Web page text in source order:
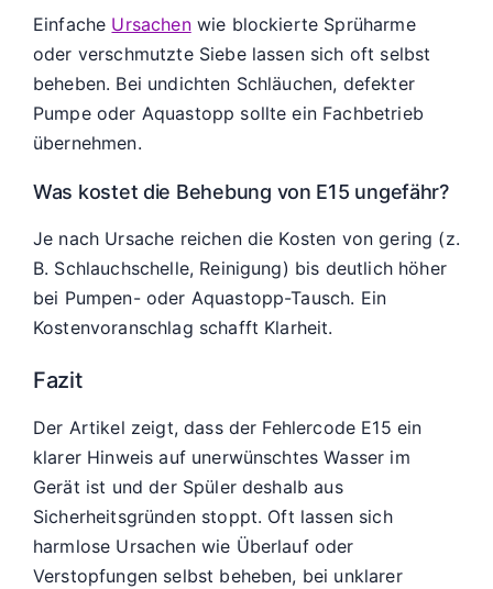
Einfache Ursachenwie blockierte Sprüharme
oder verschmutzte Siebe lassen sich oft selbst
beheben. Bei undichten Schläuchen, defekter
Pumpe oder Aquastopp sollte ein Fachbetrieb
übernehmen.
Was kostet die Behebung von E15 ungefähr?
Je nach Ursache reichen die Kosten von gering (z.
B. Schlauchschelle, Reinigung) bis deutlich höher
bei Pumpen- oder Aquastopp-Tausch. Ein
Kostenvoranschlag schafft Klarheit.
Fazit
Der Artikel zeigt, dass der Fehlercode E15 ein
klarer Hinweis auf unerwünschtes Wasser im
Gerät ist und der Spüler deshalb aus
Sicherheitsgründen stoppt. Oft lassen sich
harmlose Ursachen wie Überlauf oder
Verstopfungen selbst beheben, bei unklarer